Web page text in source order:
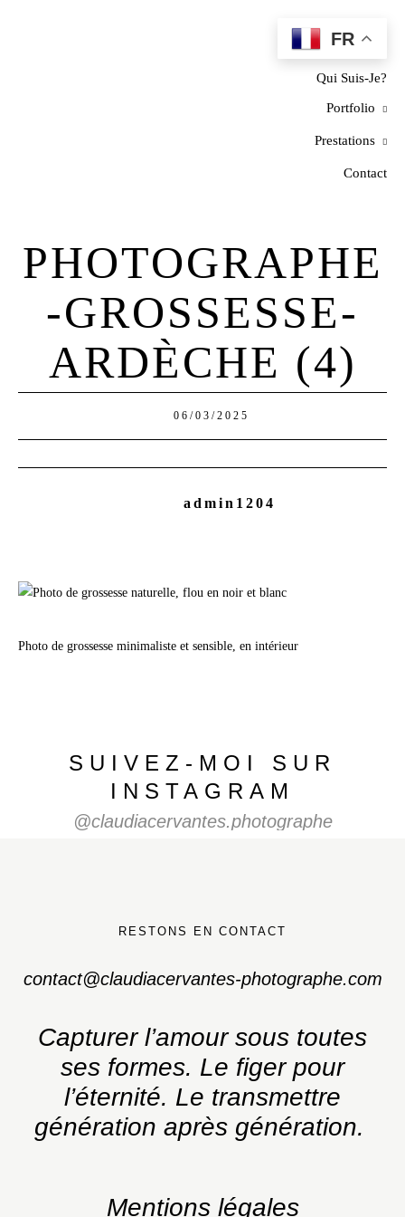
Home
Qui Suis-Je?
Portfolio
Prestations
Contact
PHOTOGRAPHE
-GROSSESSE-
ARDÈCHE (4)
06/03/2025
admin1204
Photo de grossesse minimaliste et sensible, en intérieur
SUIVEZ-MOI
SUR
INSTAGRAM
@claudiacervantes.photographe
RESTONS EN CONTACT
contact@claudiacervantes-photographe.com
Capturer l’amour sous toutes
ses formes. Le figer pour
l’éternité. Le transmettre
génération après génération.
Mentions légales
FR